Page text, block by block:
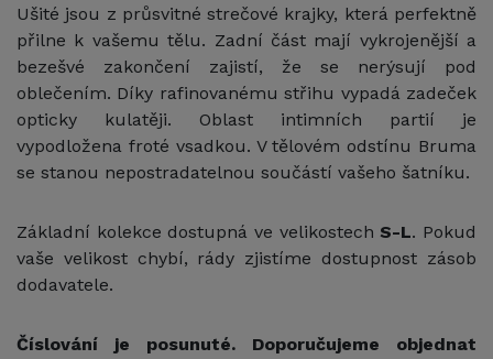
Ušité jsou z průsvitné strečové krajky, která perfektně
přilne k vašemu tělu. Zadní část mají vykrojenější a
bezešvé zakončení zajistí, že se nerýsují pod
oblečením. Díky rafinovanému střihu vypadá zadeček
opticky kulatěji. Oblast intimních partií je
vypodložena froté vsadkou. V tělovém odstínu Bruma
se stanou nepostradatelnou součástí vašeho šatníku.
Základní kolekce dostupná ve velikostech S-L. Pokud
vaše velikost chybí, rády zjistíme dostupnost zásob
dodavatele.
Číslování je posunuté. Doporučujeme objednat